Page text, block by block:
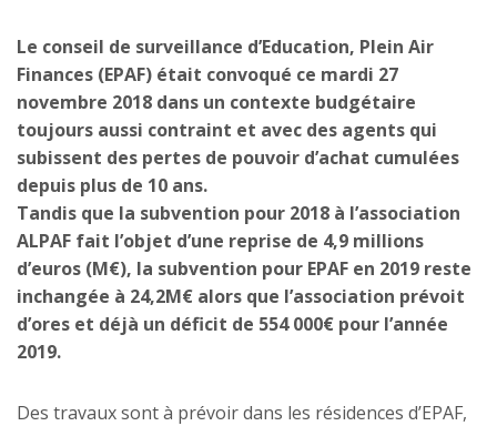
Le conseil de surveillance d’Education, Plein Air
Finances (EPAF) était convoqué ce mardi 27
novembre 2018 dans un contexte budgétaire
toujours aussi contraint et avec des agents qui
subissent des pertes de pouvoir d’achat cumulées
depuis plus de 10 ans.
Tandis que la subvention pour 2018 à l’association
ALPAF fait l’objet d’une reprise de 4,9 millions
d’euros (M€), la subvention pour EPAF en 2019 reste
inchangée à 24,2M€ alors que l’association prévoit
d’ores et déjà un déficit de 554 000€ pour l’année
2019.
Des travaux sont à prévoir dans les résidences d’EPAF,